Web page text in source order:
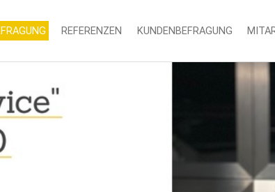
REFERENZEN KUNDENBEFRAGUNG